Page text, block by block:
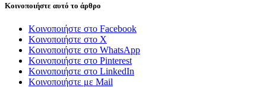
Κοινοποιήστε αυτό το άρθρο
Κοινοποιήστε στο Facebook
Κοινοποιήστε στο X
Κοινοποιήστε στο WhatsApp
Κοινοποιήστε στο Pinterest
Κοινοποιήστε στο LinkedIn
Κοινοποιήστε με Mail